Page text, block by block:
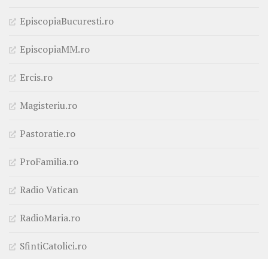
EpiscopiaBucuresti.ro
EpiscopiaMM.ro
Ercis.ro
Magisteriu.ro
Pastoratie.ro
ProFamilia.ro
Radio Vatican
RadioMaria.ro
SfintiCatolici.ro